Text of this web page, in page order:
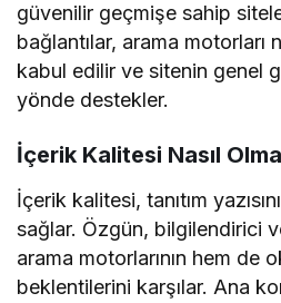
güvenilir geçmişe sahip
bağlantılar, arama motorları
kabul edilir ve sitenin genel
yönde destekler.
İçerik Kalitesi Nasıl
İçerik kalitesi, tanıtım
sağlar. Özgün, bilgilendirici
arama motorlarının hem de
beklentilerini karşılar. Ana